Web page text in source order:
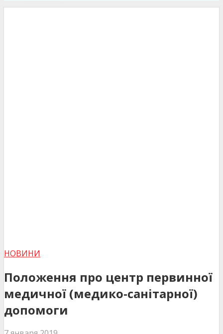
НОВИНИ
Положення про центр первинної
медичної (медико-санітарної)
допомоги